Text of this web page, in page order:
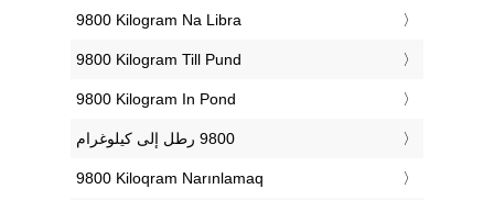
‎9800 Kilogram Na Libra
‎9800 Kilogram Till Pund
‎9800 Kilogram In Pond
‎9800 Kiloqram Narınlamaq